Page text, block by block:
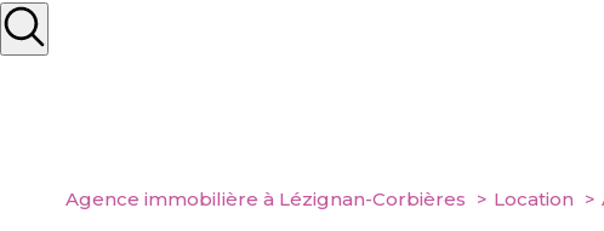
Agence immobilière à Lézignan-Corbières Location